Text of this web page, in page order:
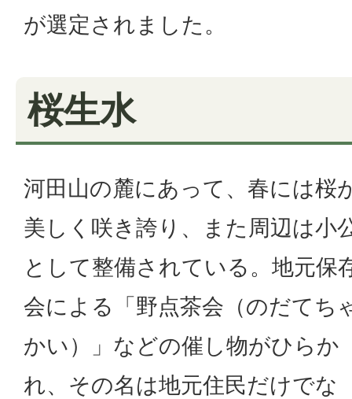
が選定されました。
桜生水
河田山の麓にあって、春には桜
美しく咲き誇り、また周辺は小
として整備されている。地元保
会による「野点茶会（のだてち
かい）」などの催し物がひらか
れ、その名は地元住民だけでな